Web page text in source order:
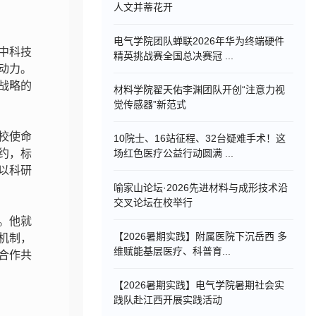
科技
力。
略的
使命
，标
科研
他就
制，
作共
人文并蒂花开
电气学院团队蝉联2026年华为终端硬件
精英挑战赛全国总决赛冠 ...
材料学院翟天佑李渊团队开创“注意力视
觉传感器”新范式
10院士、16站征程、32台疑难手术！这
场红色医疗公益行动圆满 ...
喻家山论坛·2026先进材料与成形技术沿
交叉论坛在校举行
【2026暑期实践】附属医院下沉岳西 多
维赋能基层医疗、科普育...
【2026暑期实践】电气学院暑期社会实
践队赴江西开展实践活动